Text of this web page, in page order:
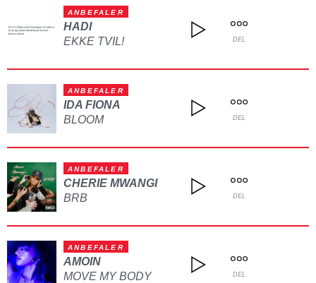
ANBEFALER
HADI
EKKE TVIL!
DEL
ANBEFALER
IDA FIONA
BLOOM
DEL
ANBEFALER
CHERIE MWANGI
BRB
DEL
ANBEFALER
AMOIN
MOVE MY BODY
DEL